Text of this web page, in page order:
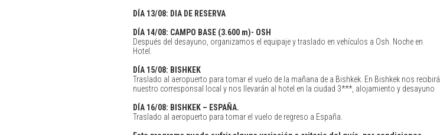
DÍA13/08: DIA DE RESERVA
DÍA14/08: CAMPO BASE (3.600 m)- OSH
Después del desayuno, organizamos el equipaje y traslado en vehículos a Osh. Noche en
Hotel.
DÍA15/08: BISHKEK
Traslado al aeropuerto para tomar el vuelo de la mañana de a Bishkek. En Bishkek nos recibirá
nuestro corresponsal local y nos llevarán al hotel en la ciudad 3***, alojamiento y desayuno
DÍA16/08: BISHKEK – ESPAÑA.
Traslado al aeropuerto para tomar el vuelo de regreso a España.